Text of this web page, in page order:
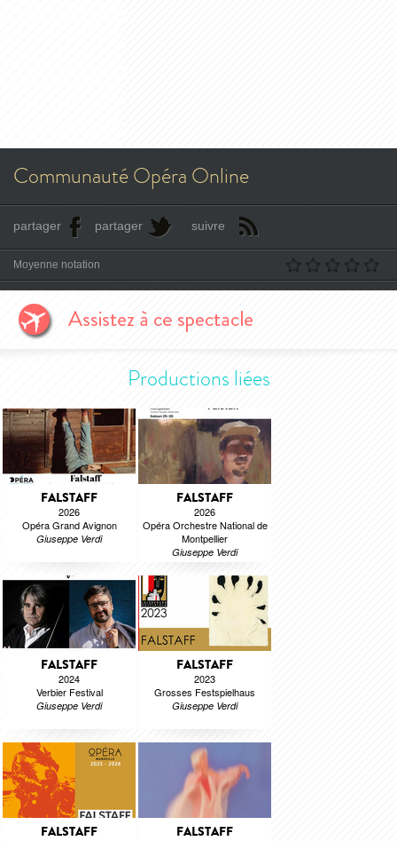
Communauté Opéra Online
partager partager suivre
Moyenne notation
Productions liées
FALSTAFF
2026
Opéra Grand Avignon
Giuseppe Verdi
FALSTAFF
2026
Opéra Orchestre National de
Montpellier
Giuseppe Verdi
FALSTAFF
2024
Verbier Festival
Giuseppe Verdi
FALSTAFF
2023
Grosses Festspielhaus
Giuseppe Verdi
FALSTAFF FALSTAFF